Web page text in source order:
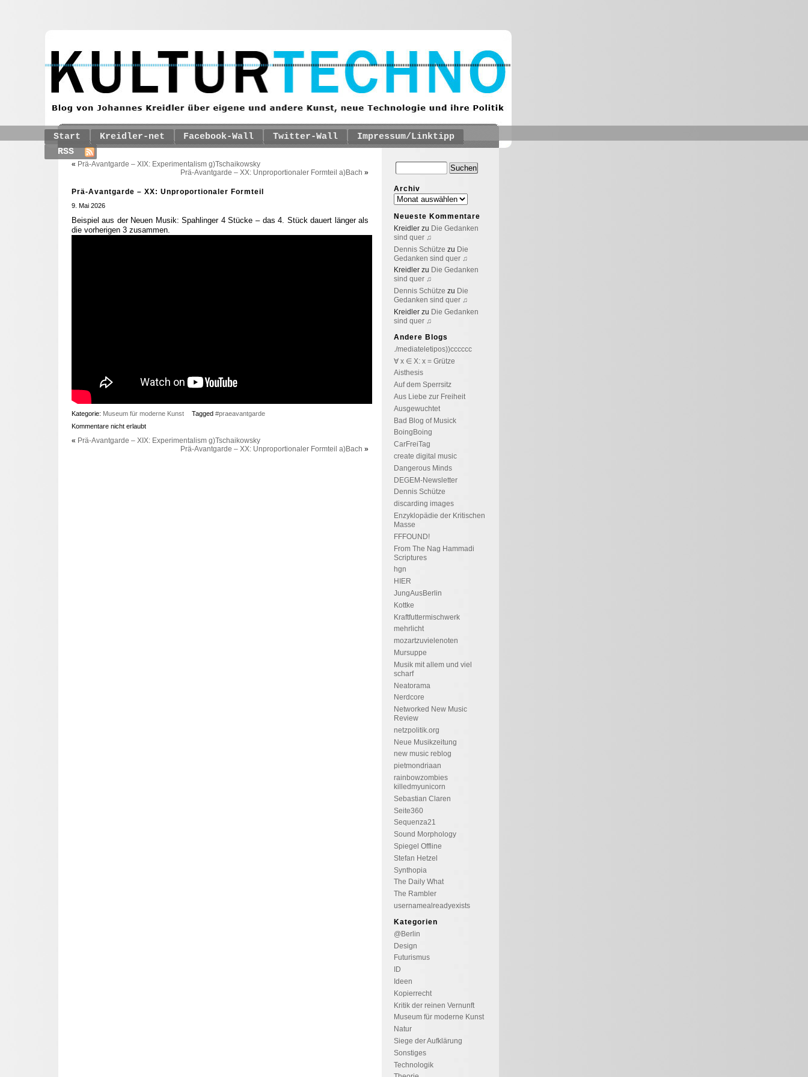
Start Kreidler-net Facebook-Wall Twitter-Wall
Impressum/Linktipp
RSS
« Prä-Avantgarde – XIX: Experimentalism g)Tschaikowsky
Prä-Avantgarde – XX: Unproportionaler Formteil a)Bach »
Prä-Avantgarde – XX: Unproportionaler Formteil
9. Mai 2026
Beispiel aus der Neuen Musik: Spahlinger 4 Stücke – das 4. Stück dauert länger als
die vorherigen 3 zusammen.
Kategorie: Museum für moderne Kunst Tagged #praeavantgarde
Kommentare nicht erlaubt
« Prä-Avantgarde – XIX: Experimentalism g)Tschaikowsky
Prä-Avantgarde – XX: Unproportionaler Formteil a)Bach »
Archiv
Neueste Kommentare
Kreidler zu Die Gedanken
sind quer ♫
Dennis Schütze zu Die
Gedanken sind quer ♫
Kreidler zu Die Gedanken
sind quer ♫
Dennis Schütze zu Die
Gedanken sind quer ♫
Kreidler zu Die Gedanken
sind quer ♫
Andere Blogs
./mediateletipos))cccccc
∀ x ∈ X: x = Grütze
Aisthesis
Auf dem Sperrsitz
Aus Liebe zur Freiheit
Ausgewuchtet
Bad Blog of Musick
BoingBoing
CarFreiTag
create digital music
Dangerous Minds
DEGEM-Newsletter
Dennis Schütze
discarding images
Enzyklopädie der Kritischen
Masse
FFFOUND!
From The Nag Hammadi
Scriptures
hgn
HIER
JungAusBerlin
Kottke
Kraftfuttermischwerk
mehrlicht
mozartzuvielenoten
Mursuppe
Musik mit allem und viel
scharf
Neatorama
Nerdcore
Networked New Music
Review
netzpolitik.org
Neue Musikzeitung
new music reblog
pietmondriaan
rainbowzombies
killedmyunicorn
Sebastian Claren
Seite360
Sequenza21
Sound Morphology
Spiegel Offline
Stefan Hetzel
Synthopia
The Daily What
The Rambler
usernamealreadyexists
Kategorien
@Berlin
Design
Futurismus
ID
Ideen
Kopierrecht
Kritik der reinen Vernunft
Museum für moderne Kunst
Natur
Siege der Aufklärung
Sonstiges
Technologik